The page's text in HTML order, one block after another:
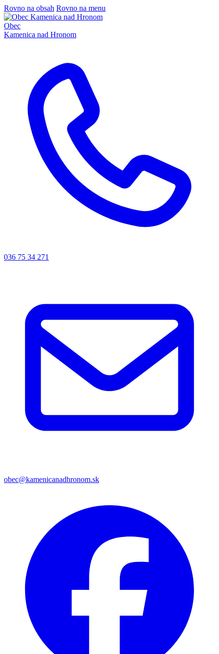
Rovno na obsah Rovno na menu
Obec
Kamenica nad Hronom
036 75 34 271
obec@kamenicanadhronom.sk